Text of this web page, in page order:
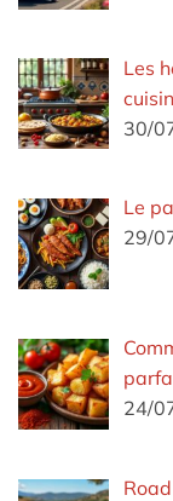
Les
30/
Le
29/
24/